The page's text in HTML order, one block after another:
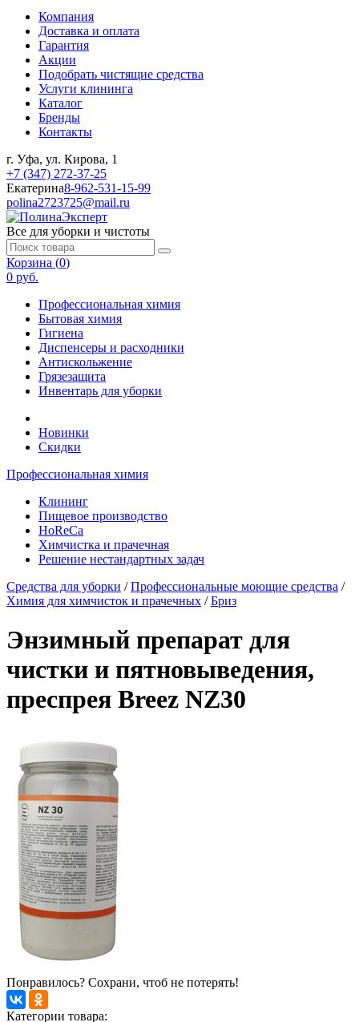
Компания
Доставка и оплата
Гарантия
Акции
Подобрать чистящие средства
Услуги клининга
Каталог
Бренды
Контакты
г. Уфа, ул. Кирова, 1
+7 (347) 272-37-25
Екатерина8-962-531-15-99
polina2723725@mail.ru
Все для уборки и чистоты
Корзина (0)
0 руб.
Профессиональная химия
Бытовая химия
Гигиена
Диспенсеры и расходники
Антискольжение
Грязезащита
Инвентарь для уборки
Новинки
Скидки
Профессиональная химия
Клининг
Пищевое производство
HoReCa
Химчистка и прачечная
Решение нестандартных задач
Средства для уборки /Профессиональные моющие средства /
Химия для химчисток и прачечных /Бриз
Энзимный препарат для
чистки и пятновыведения,
преспрея Breez NZ30
Понравилось? Сохрани, чтоб не потерять!
Категории товара: